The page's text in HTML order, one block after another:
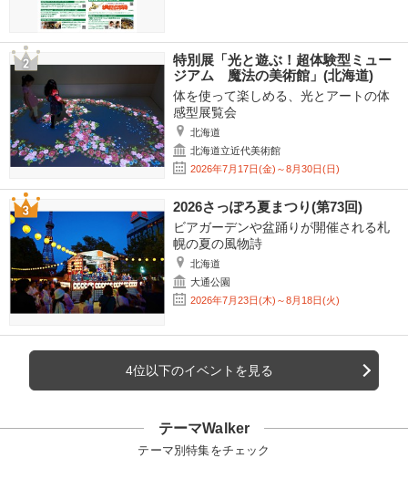
特別展「光と遊ぶ！超体験型ミュー
ジアム 魔法の美術館」(北海道)
体を使って楽しめる、光とアートの体
感型展覧会
北海道
北海道立近代美術館
2026年7月17日(金)～8月30日(日)
2026さっぽろ夏まつり(第73回)
ビアガーデンや盆踊りが開催される札
幌の夏の風物詩
北海道
大通公園
2026年7月23日(木)～8月18日(火)
4位以下のイベントを見る
テーマWalker
テーマ別特集をチェック